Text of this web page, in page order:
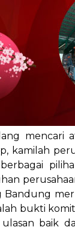
mencari
kamilah
Bandung
bukti
baik